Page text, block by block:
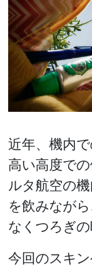
近年、機内
高い高度で
ルタ航空の
を飲みなが
なくつろぎ
今回のスキ